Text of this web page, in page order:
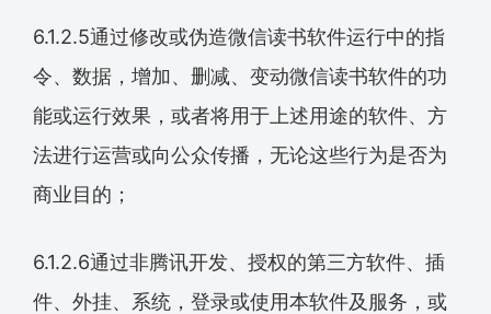
6.1.2.5通过修改或伪造微信读书软件运行中的指
令、数据，增加、删减、变动微信读书软件的功
能或运行效果，或者将用于上述用途的软件、方
法进行运营或向公众传播，无论这些行为是否为
商业目的；
6.1.2.6通过非腾讯开发、授权的第三方软件、插
件、外挂、系统，登录或使用本软件及服务，或